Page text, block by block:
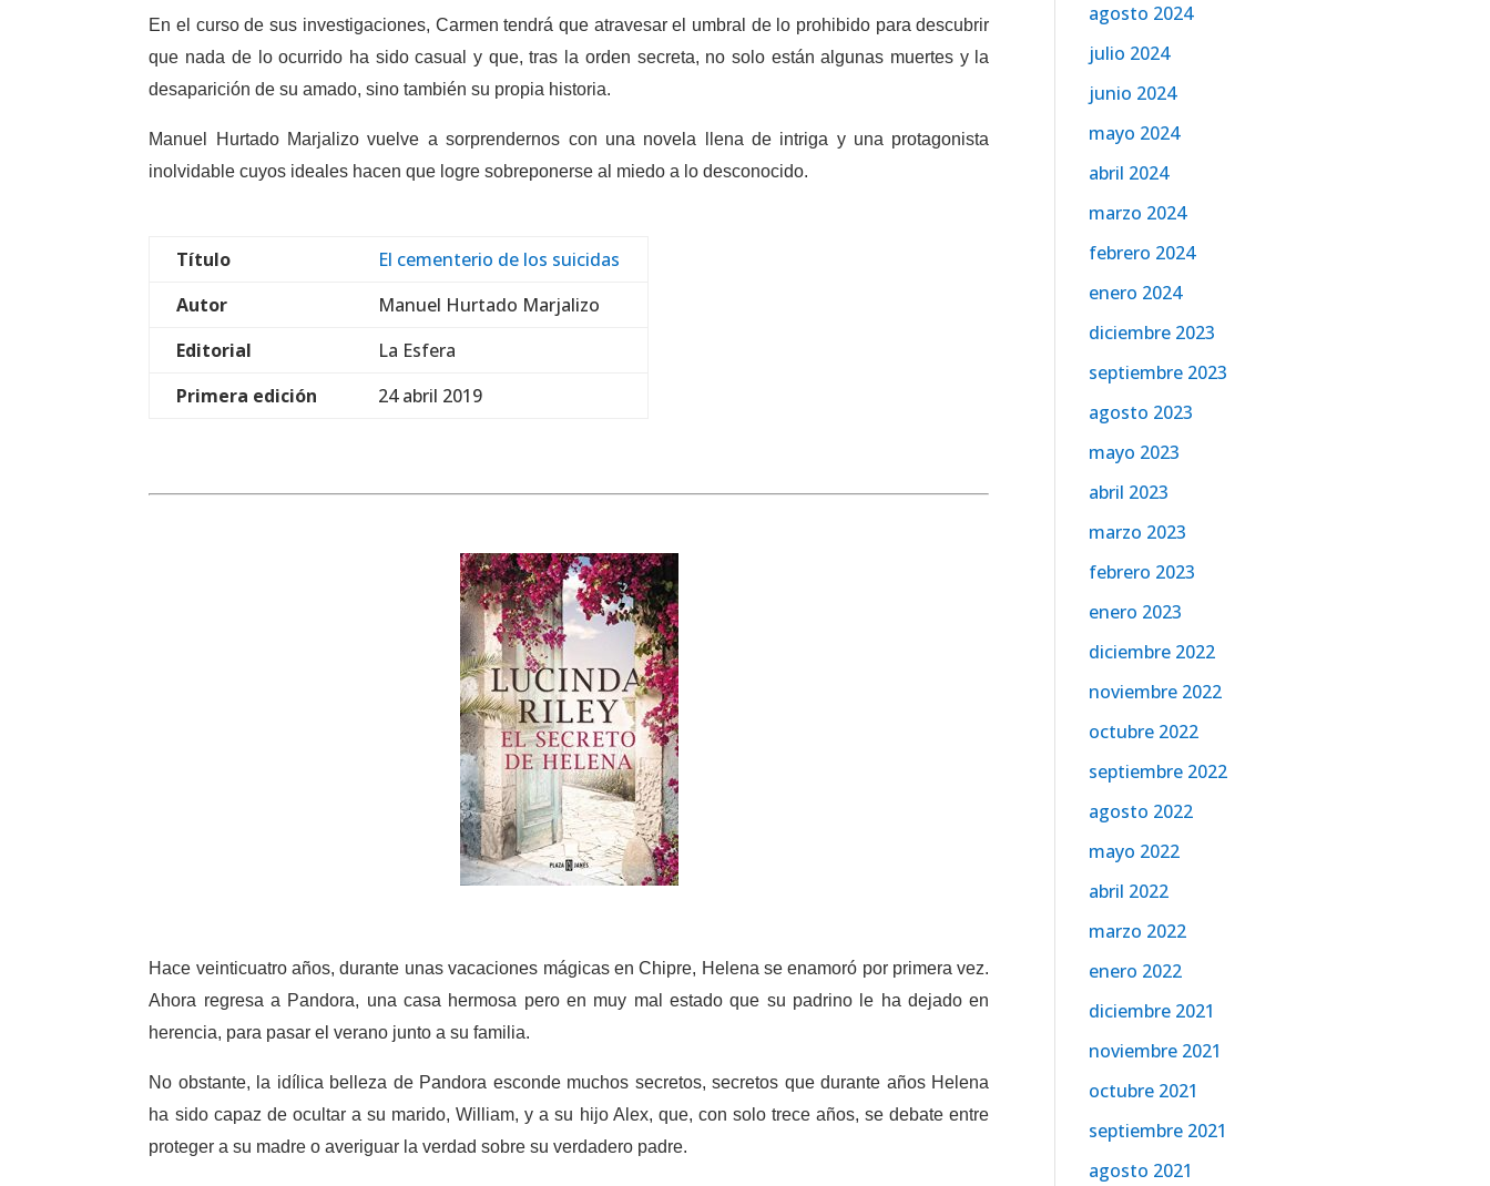
En el curso de sus investigaciones, Carmen tendrá que atravesar el umbral de lo prohibido para descubrir
que nada de lo ocurrido ha sido casual y que, tras la orden secreta, no solo están algunas muertes y la
desaparición de su amado, sino también su propia historia.
Manuel Hurtado Marjalizo vuelve a sorprendernos con una novela llena de intriga y una protagonista
inolvidable cuyos ideales hacen que logre sobreponerse al miedo a lo desconocido.
Título
El cementerio de los suicidas
Autor
Manuel Hurtado Marjalizo
Editorial
La Esfera
Primera edición
24 abril 2019
Hace veinticuatro años, durante unas vacaciones mágicas en Chipre, Helena se enamoró por primera vez.
Ahora regresa a Pandora, una casa hermosa pero en muy mal estado que su padrino le ha dejado en
herencia, para pasar el verano junto a su familia.
No obstante, la idílica belleza de Pandora esconde muchos secretos, secretos que durante años Helena
ha sido capaz de ocultar a su marido, William, y a su hijo Alex, que, con solo trece años, se debate entre
proteger a su madre o averiguar la verdad sobre su verdadero padre.
agosto 2024
julio 2024
junio 2024
mayo 2024
abril 2024
marzo 2024
febrero 2024
enero 2024
diciembre 2023
septiembre 2023
agosto 2023
mayo 2023
abril 2023
marzo 2023
febrero 2023
enero 2023
diciembre 2022
noviembre 2022
octubre 2022
septiembre 2022
agosto 2022
mayo 2022
abril 2022
marzo 2022
enero 2022
diciembre 2021
noviembre 2021
octubre 2021
septiembre 2021
agosto 2021